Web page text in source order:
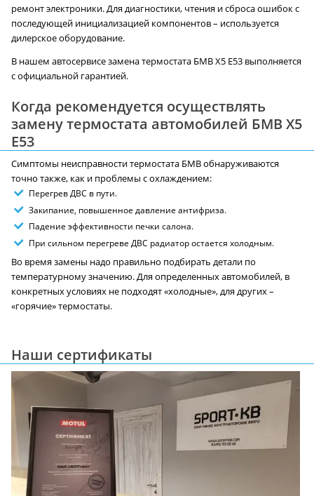
ремонт электроники. Для диагностики, чтения и сброса ошибок с
последующей инициализацией компонентов – используется
дилерское оборудование.
В нашем автосервисе замена термостата БМВ X5 E53 выполняется
с официальной гарантией.
Когда рекомендуется осуществлять
замену термостата автомобилей БМВ X5
E53
Симптомы неисправности термостата БМВ обнаруживаются
точно также, как и проблемы с охлаждением:
Перегрев ДВС в пути.
Закипание, повышенное давление антифриза.
Падение эффективности печки салона.
При сильном перегреве ДВС радиатор остается холодным.
Во время замены надо правильно подбирать детали по
температурному значению. Для определенных автомобилей, в
конкретных условиях не подходят «холодные», для других –
«горячие» термостаты.
Наши сертификаты